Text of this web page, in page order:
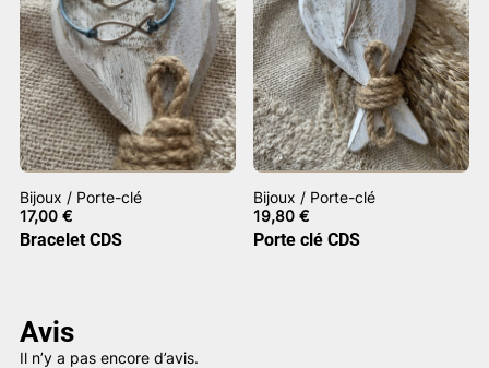
Bijoux / Porte-clé
17,00 €
Bracelet CDS
Bijoux / Porte-clé
19,80€
Porte clé CDS
Avis
Il n’y a pas encore d’avis.